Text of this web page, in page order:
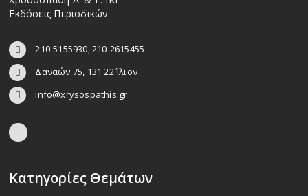
Εκδόσεις Περιοδικών
210-5155930, 210-2615455
Δαναών 75, 131 22 Ίλιον
info@xrysospathis.gr
Κατηγορίες Θεμάτων